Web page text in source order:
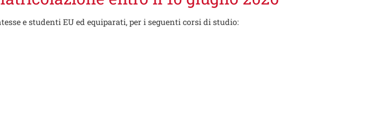
e studenti EU ed equiparati, per i seguenti corsi di studio: